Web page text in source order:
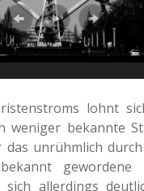
lohnt
weni­ger bekann­te
das unrühm­lich
gewor­de­ne
sich aller­dings